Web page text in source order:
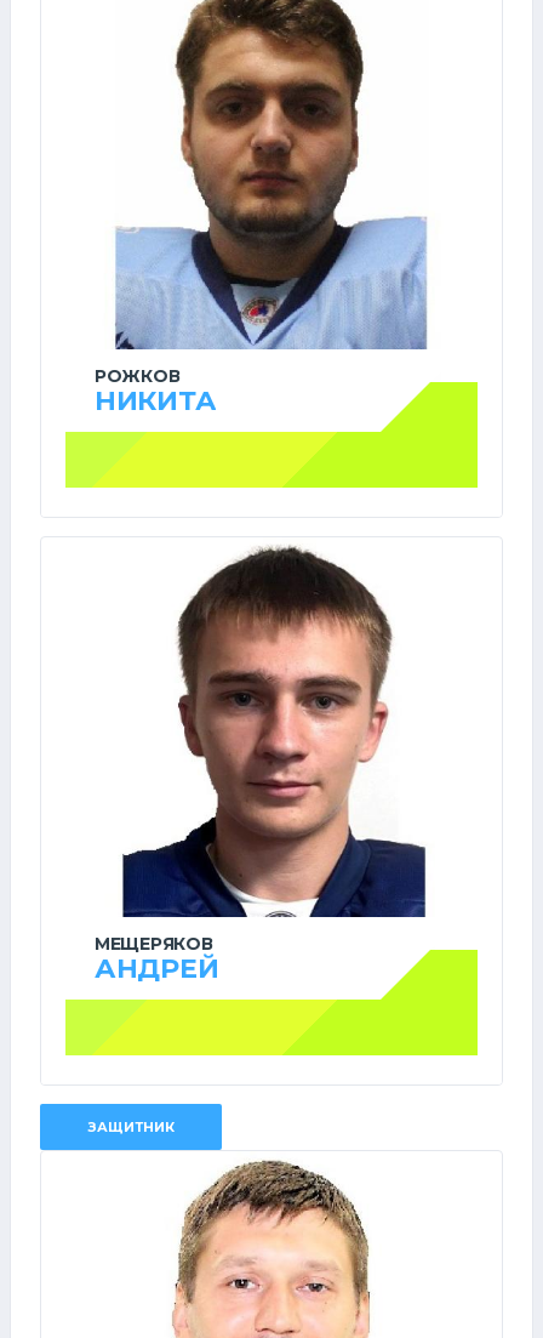
РОЖКОВ
НИКИТА
МЕЩЕРЯКОВ
АНДРЕЙ
ЗАЩИТНИК